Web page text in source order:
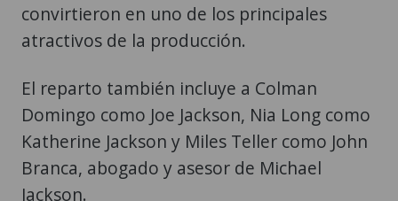
convirtieron en uno de los principales
atractivos de la producción.
El reparto también incluye a Colman
Domingo como Joe Jackson, Nia Long como
Katherine Jackson y Miles Teller como John
Branca, abogado y asesor de Michael
Jackson.